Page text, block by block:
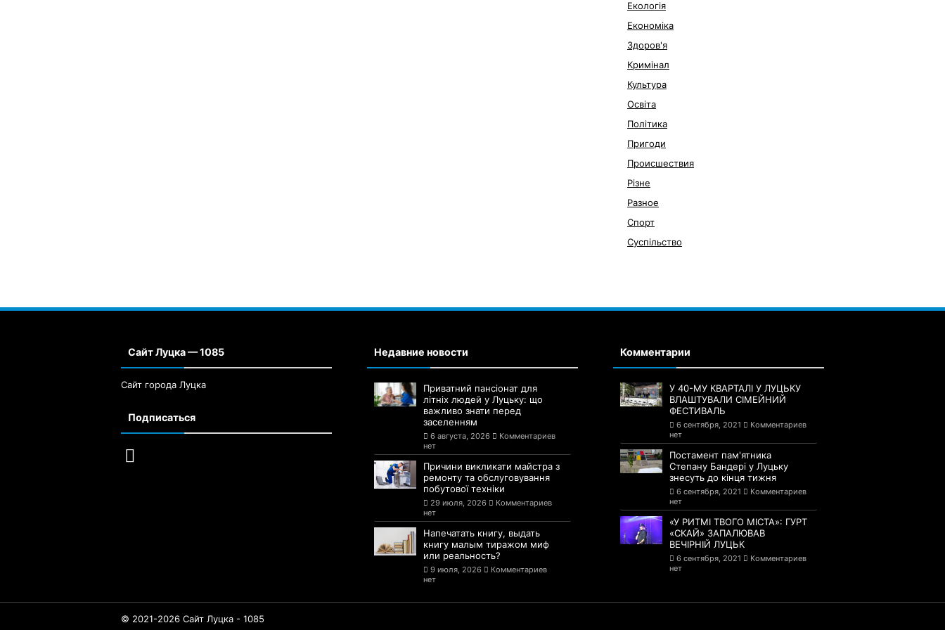
Екологія
Економіка
Здоров'я
Кримінал
Культура
Освіта
Політика
Пригоди
Происшествия
Різне
Разное
Спорт
Суспільство
Сайт Луцка — 1085
Сайт города Луцка
Подписаться
Недавние новости
Приватний пансіонат для
літніх людей у Луцьку: що
важливо знати перед
заселенням
6 августа, 2026
Комментариев
нет
Причини викликати майстра з
ремонту та обслуговування
побутової техніки
29 июля, 2026
Комментариев
нет
Напечатать книгу, выдать
книгу малым тиражом миф
или реальность?
9 июля, 2026
Комментариев
нет
Комментарии
У 40-МУ КВАРТАЛІ У ЛУЦЬКУ
ВЛАШТУВАЛИ СІМЕЙНИЙ
ФЕСТИВАЛЬ
6 сентября, 2021
Комментариев
нет
Постамент пам'ятника
Степану Бандері у Луцьку
знесуть до кінця тижня
6 сентября, 2021
Комментариев
нет
«У РИТМІ ТВОГО МІСТА»: ГУРТ
«СКАЙ» ЗАПАЛЮВАВ
ВЕЧІРНІЙ ЛУЦЬК
6 сентября, 2021
Комментариев
нет
© 2021-2026 Сайт Луцка - 1085